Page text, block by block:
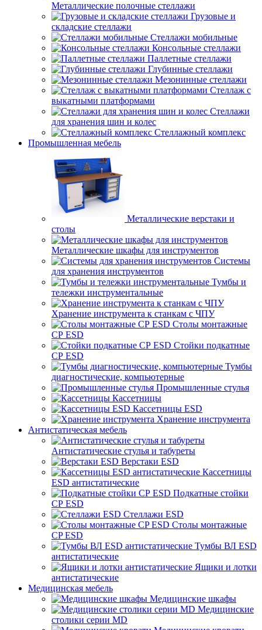
Металлические полочные стеллажи
Грузовые и
складские стеллажи
Стеллажи мобильные
Консольные стеллажи
Паллетные стеллажи
Глубинные стеллажи
Мезонинные стеллажи
Стеллаж с
выкатными платформами
Стеллажи
для хранения шин и колес
Стеллажный комплекс
Промышленная мебель
Металлические верстаки и
столы
Металлические шкафы для инструментов
Системы
для хранения инструментов
Тумбы и
тележки инструментальные
Хранение инструмента к станкам с ЧПУ
Столы монтажные
СР ESD
Стойки подкатные
СР ESD
Тумбы
диагностические, компьютерные
Промышленные стулья
Кассетницы
Кассетницы ESD
Хранение инструмента
Антистатическая мебель
Антистатические стулья и табуреты
Верстаки ESD
Кассетницы
ESD антистатические
Подкатные стойки
СР ESD
Стеллажи ESD
Столы монтажные
CP ESD
Тумбы ВЛ ESD
антистатические
Ящики и лотки
антистатические
Медицинская мебель
Медицинские шкафы
Медицинские
столики серии MD